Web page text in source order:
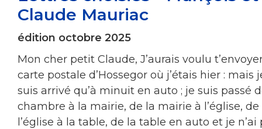
Claude Mauriac
édition octobre 2025
Mon cher petit Claude, J’aurais voulu
carte postale d’Hossegor où j’étais hier : mais
suis arrivé qu’à minuit en auto ; je suis passé
chambre à la mairie, de la mairie à l’église, de
l’église à la table, de la table en auto et je n’ai